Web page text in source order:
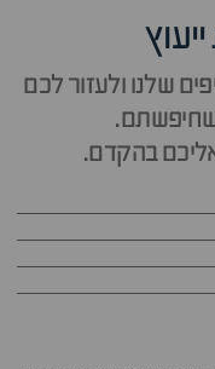
שלנו ולעזור לכם
שחיפשתם.
אליכם בהקדם.